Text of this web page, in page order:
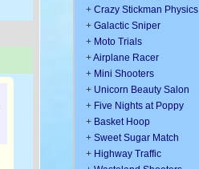
+ Crazy Stickman Physics
+ Galactic Sniper
+ Moto Trials
+Airplane Racer
+ Mini Shooters
+ Unicorn Beauty Salon
+ Five Nights at Poppy
+ Basket Hoop
+ Sweet Sugar Match
+ Highway Traffic